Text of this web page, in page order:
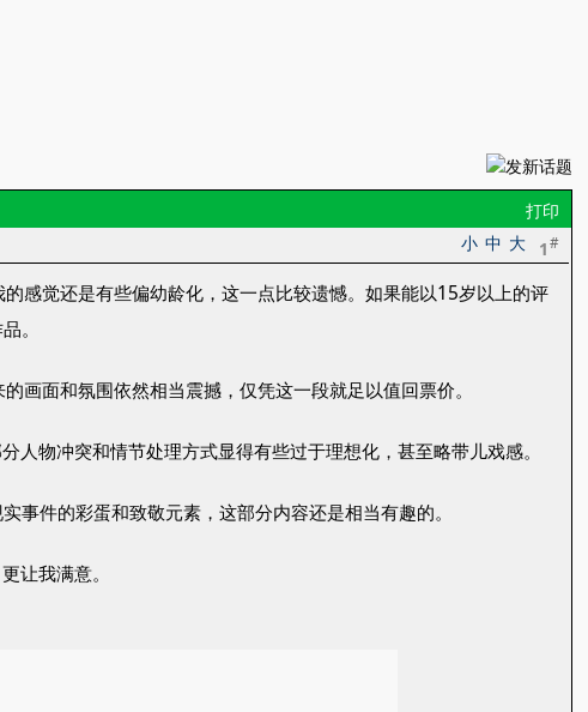
打印
1 #
大
中
小
感觉还是有些偏幼龄化，这一点比较遗憾。如果能以15岁以上的评
。
画面和氛围依然相当震撼，仅凭这一段就足以值回票价。
物冲突和情节处理方式显得有些过于理想化，甚至略带儿戏感。
事件的彩蛋和致敬元素，这部分内容还是相当有趣的。
让我满意。